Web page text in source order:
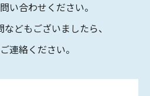
い合わせください。
どもございましたら、
連絡ください。